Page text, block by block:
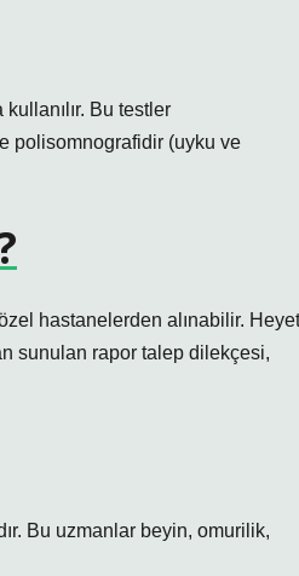
Bu testler
polisomnografidir (uyku ve
hastanelerden alınabilir. Heyet
sunulan rapor talep dilekçesi,
Bu uzmanlar beyin, omurilik,